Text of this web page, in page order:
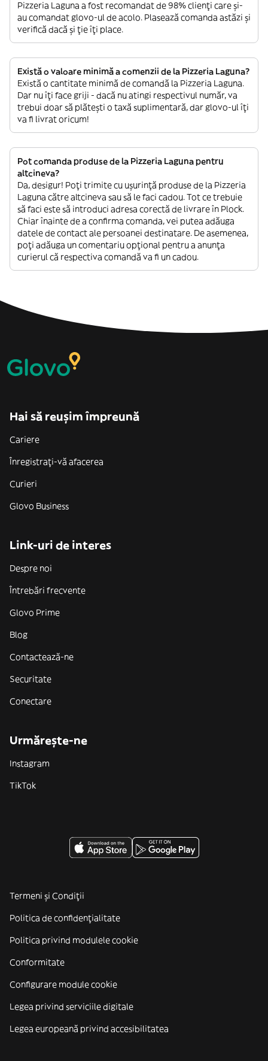
Pizzeria Laguna a fost recomandat de 98% clienți care și-
au comandat glovo-ul de acolo. Plasează comanda astăzi și
verifică dacă și ție îți place.
Există o valoare minimă a comenzii de la Pizzeria Laguna?
Există o cantitate minimă de comandă la Pizzeria Laguna.
Dar nu îți face griji - dacă nu atingi respectivul număr, va
trebui doar să plătești o taxă suplimentară, dar glovo-ul îți
va fi livrat oricum!
Pot comanda produse de la Pizzeria Laguna pentru
altcineva?
Da, desigur! Poți trimite cu ușurință produse de la Pizzeria
Laguna către altcineva sau să le faci cadou. Tot ce trebuie
să faci este să introduci adresa corectă de livrare în Plock.
Chiar înainte de a confirma comanda, vei putea adăuga
datele de contact ale persoanei destinatare. De asemenea,
poți adăuga un comentariu opțional pentru a anunța
curierul că respectiva comandă va fi un cadou.
Hai să reușim împreună
Cariere
Înregistrați-vă afacerea
Curieri
Glovo Business
Link-uri de interes
Despre noi
Întrebări frecvente
Glovo Prime
Blog
Contactează-ne
Securitate
Conectare
Urmărește-ne
Instagram
TikTok
Termeni și Condiții
Politica de confidenţialitate
Politica privind modulele cookie
Conformitate
Configurare module cookie
Legea privind serviciile digitale
Legea europeană privind accesibilitatea